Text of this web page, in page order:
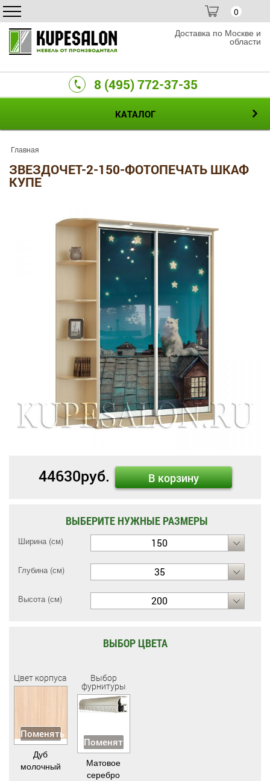
0
Доставка по Москве и
области
8 (495) 772-37-35
КАТАЛОГ
Главная
ЗВЕЗДОЧЕТ-2-150-ФОТОПЕЧАТЬ ШКАФ
КУПЕ
44630руб. В корзину
ВЫБЕРИТЕ НУЖНЫЕ РАЗМЕРЫ
Ширина (см) 150
Глубина (см) 35
Высота (см) 200
ВЫБОР ЦВЕТА
Цвет корпуса
Поменять
Дуб
молочный
Выбор
фурнитуры
Поменять
Матовое
серебро